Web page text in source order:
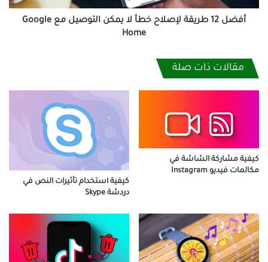
مع
Google
أفضل 12 طريقة لإصلاح خطأ لا يمكن التوصيل مع Google
Home
مقالات ذات صلة
كيفية مشاركة الشاشة في
مكالمات فيديو Instagram
كيفية استخدام تأثيرات النص في
دردشة Skype